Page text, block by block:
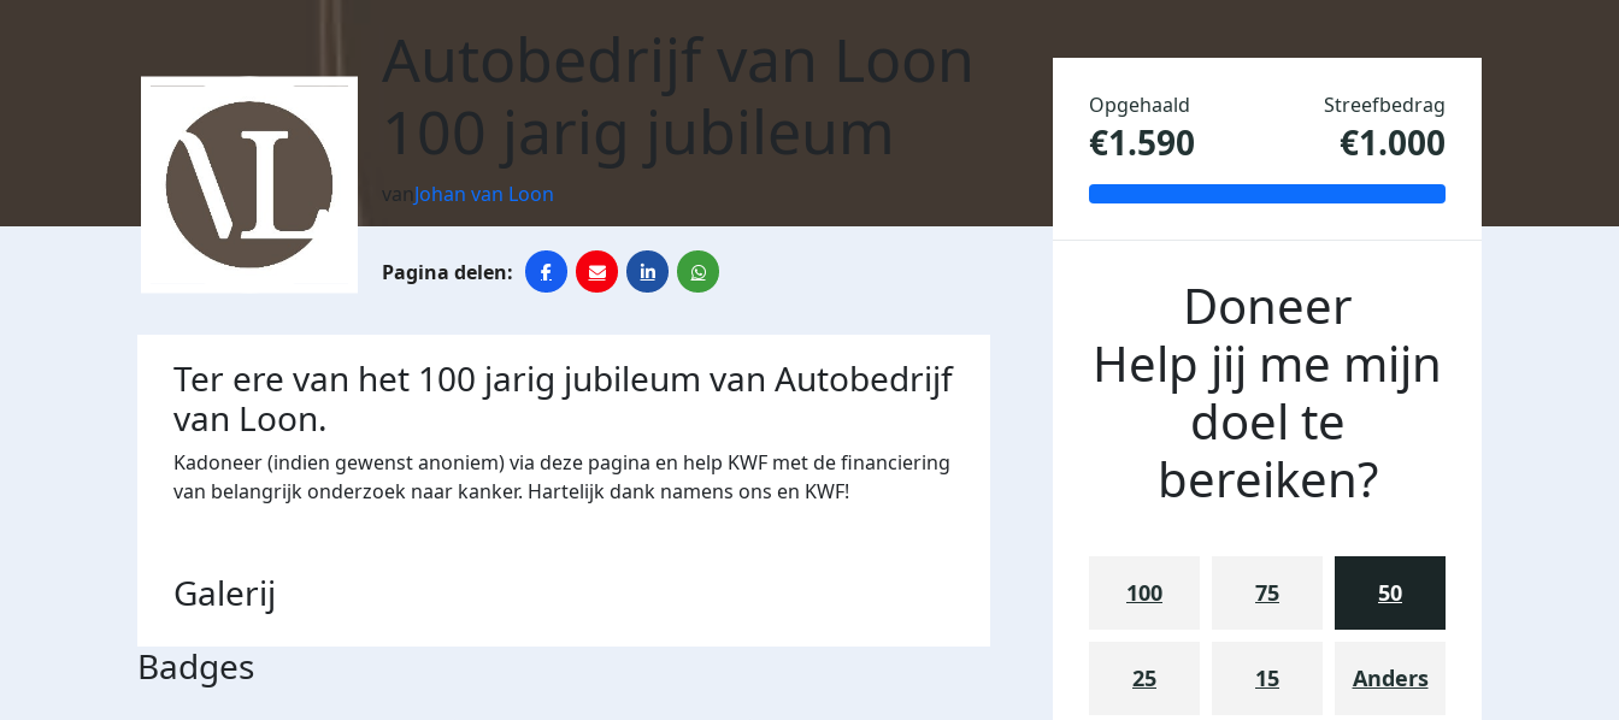
Autobedrijf van Loon
100 jarig jubileum
vanJohan van Loon
Ter ere van het 100 jarig jubileum van Autobedrijf
van Loon.
Kadoneer (indien gewenst anoniem) via deze pagina en help KWF met de financiering
van belangrijk onderzoek naar kanker. Hartelijk dank namens ons en KWF!
Galerij
Badges
Opgehaald
€1.590
Streefbedrag
€1.000
Doneer
Help jij me mijn
doel te
bereiken?
100 75 50
25 15 Anders